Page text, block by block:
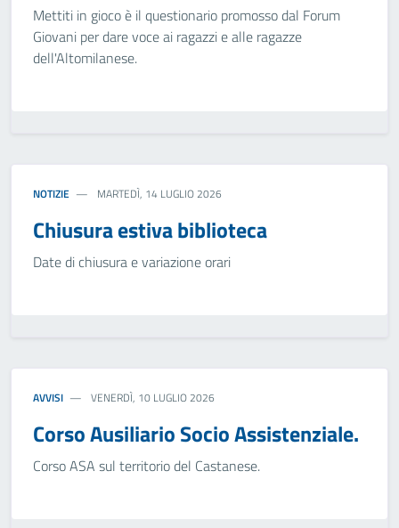
Mettiti in gioco è il questionario promosso dal Forum
Giovani per dare voce ai ragazzi e alle ragazze
dell'Altomilanese.
NOTIZIE MARTEDÌ, 14 LUGLIO 2026
Chiusura estiva biblioteca
Date di chiusura e variazione orari
AVVISI VENERDÌ, 10 LUGLIO 2026
Corso Ausiliario Socio Assistenziale.
Corso ASA sul territorio del Castanese.